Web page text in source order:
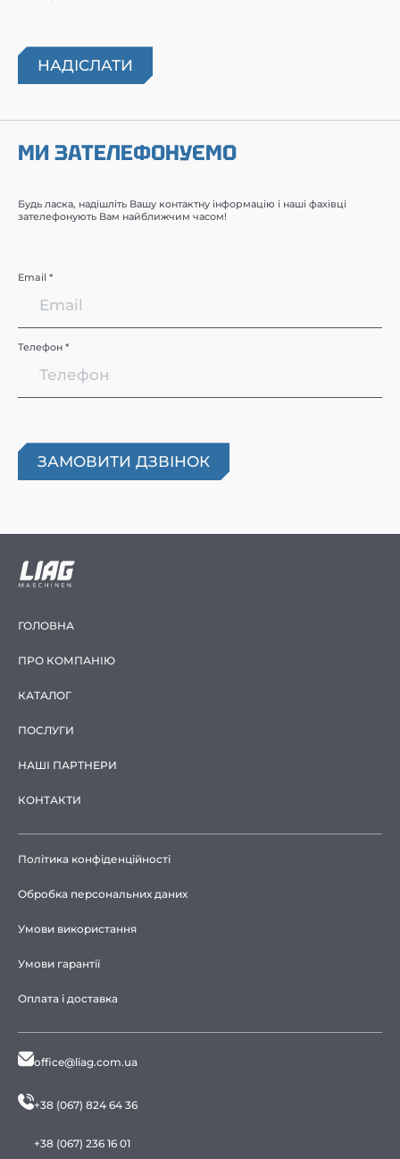
МИ ЗАТЕЛЕФОНУЄМО
Будь ласка, надішліть Вашу контактну інформацію і наші фахівці
зателефонують Вам найближчим часом!
Email *
Телефон *
ГОЛОВНА
ПРО КОМПАНІЮ
КАТАЛОГ
ПОСЛУГИ
НАШІ ПАРТНЕРИ
КОНТАКТИ
Політика конфіденційності
Обробка персональних даних
Умови використання
Умови гарантії
Оплата і доставка
office@liag.com.ua
+38 (067) 824 64 36
+38 (067) 236 16 01